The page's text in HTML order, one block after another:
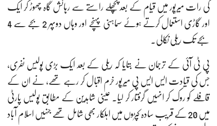
کی رات میرپور میں قیام کے بعد پچھلے راستے سے رہائش گاہ چھوڑ کر ایک
اور گاڑی استعمال کرتے ہوئے سماہنی پہنچے اور وہاں دوپہر 2 بجے سے 4
بجے تک ریلی نکالی۔
پی ٹی آئی کے ترجمان نے بتایا کہ ریلی کے بعد ایک بڑی پولیس نفری،
جس کی قیادت ایس ایس پی میرپور خرم اقبال کر رہے تھے، نے ان کے
قافلے کو روک کر انہیں گرفتار کر لیا۔ عینی شاہدین کے مطابق پولیس پارٹی
میں 20 کے قریب سادہ کپڑوں میں اہلکار بھی شامل تھے جنہیں اسلام آباد